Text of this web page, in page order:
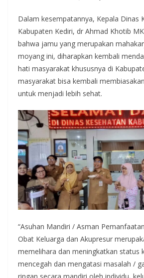
Dalam kesempatannya, Kepala Dinas
Kabupaten Kediri, dr Ahmad Khotib
bahwa jamu yang merupakan
moyang ini, diharapkan kembali
hati masyarakat khususnya di
masyarakat bisa kembali
untuk menjadi lebih sehat.
“Asuhan Mandiri / Asman
Obat Keluarga dan Akupresur
memelihara dan meningkatkan status
mencegah dan mengatasi masalah /